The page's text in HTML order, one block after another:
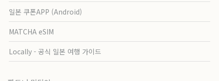
일본 쿠폰APP (Android)
MATCHA eSIM
Locally - 공식 일본 여행 가이드